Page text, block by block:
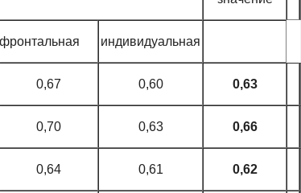
фронтальная индивидуальная
0,67 0,60 0,63
0,70 0,63 0,66
0,64 0,61 0,62